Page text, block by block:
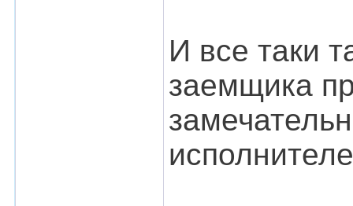
И все таки
заемщика